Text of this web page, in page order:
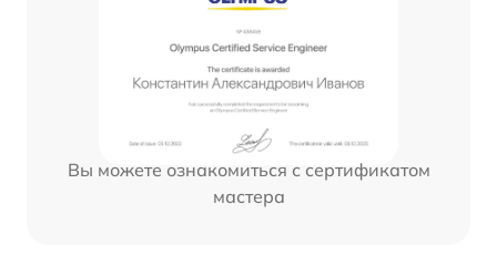
Вы можете ознакомиться с сертификатом
мастера